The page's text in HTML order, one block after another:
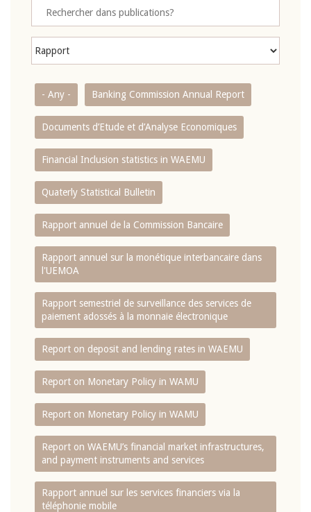
- Any - Banking Commission Annual Report
Documents d’Etude et d’Analyse Economiques
Financial Inclusion statistics in WAEMU
Quaterly Statistical Bulletin
Rapport annuel de la Commission Bancaire
Rapport annuel sur la monétique interbancaire dans
l'UEMOA
Rapport semestriel de surveillance des services de
paiement adossés à la monnaie électronique
Report on deposit and lending rates in WAEMU
Report on Monetary Policy in WAMU
Report on Monetary Policy in WAMU
Report on WAEMU’s financial market infrastructures,
and payment instruments and services
Rapport annuel sur les services financiers via la
téléphonie mobile